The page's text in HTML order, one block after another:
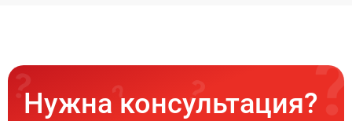
Нужна консультация?